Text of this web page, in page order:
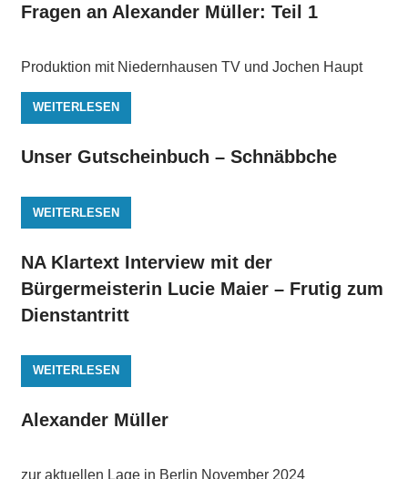
Fragen an Alexander Müller: Teil 1
Produktion mit Niedernhausen TV und Jochen Haupt
WEITERLESEN
Unser Gutscheinbuch – Schnäbbche
WEITERLESEN
NA Klartext Interview mit der
Bürgermeisterin Lucie Maier – Frutig zum
Dienstantritt
WEITERLESEN
Alexander Müller
zur aktuellen Lage in Berlin November 2024